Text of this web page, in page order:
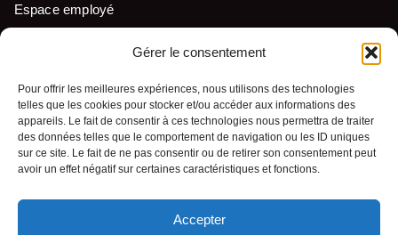
Gérer le consentement
Pour offrir les meilleures expériences, nous utilisons des technologies
telles que les cookies pour stocker et/ou accéder aux informations des
appareils. Le fait de consentir à ces technologies nous permettra de traiter
des données telles que le comportement de navigation ou les ID uniques
sur ce site. Le fait de ne pas consentir ou de retirer son consentement peut
avoir un effet négatif sur certaines caractéristiques et fonctions.
Accepter
Espace employé
Nous suivre